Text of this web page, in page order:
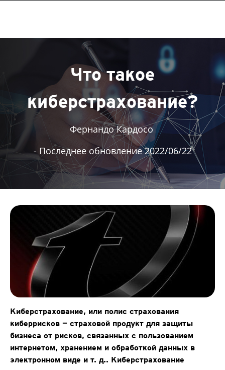
Что такое
киберстрахование?
Фернандо Кардосо
- Последнее обновление 2022/06/22
Киберстрахование, или полис страхования
киберрисков — страховой продукт для защиты
бизнеса от рисков, связанных с пользованием
интернетом, хранением и обработкой данных в
электронном виде и т. д.. Киберстрахование